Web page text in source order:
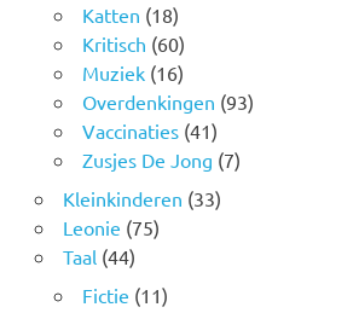
Katten (18)
Kritisch (60)
Muziek(16)
Overdenkingen (93)
Vaccinaties(41)
Zusjes De Jong (7)
Kleinkinderen (33)
Leonie (75)
Taal(44)
Fictie (11)